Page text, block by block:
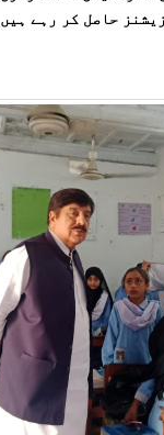
حاصل کر رہے